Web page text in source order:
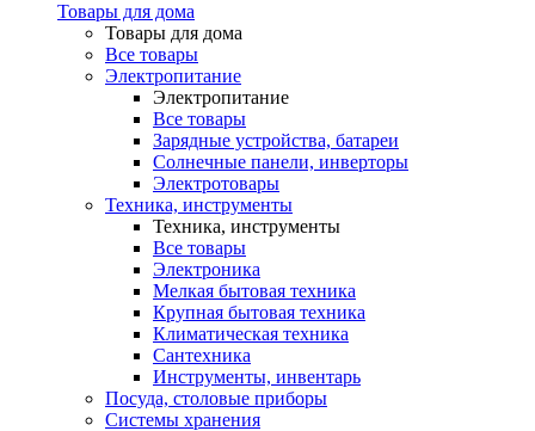
Товары для дома
Товары для дома
Все товары
Электропитание
Электропитание
Все товары
Зарядные устройства, батареи
Солнечные панели, инверторы
Электротовары
Техника, инструменты
Техника, инструменты
Все товары
Электроника
Мелкая бытовая техника
Крупная бытовая техника
Климатическая техника
Сантехника
Инструменты, инвентарь
Посуда, столовые приборы
Системы хранения